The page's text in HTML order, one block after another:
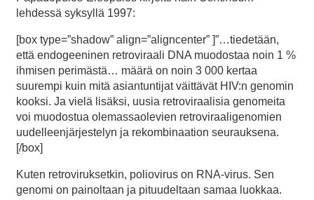
lehdessä syksyllä 1997:
[box type=”shadow” align=”aligncenter” ]”…tiedetään,
että endogeeninen retroviraali DNA muodostaa noin 1 %
ihmisen perimästä… määrä on noin 3 000 kertaa
suurempi kuin mitä asiantuntijat väittävät HIV:n genomin
kooksi. Ja vielä lisäksi, uusia retroviraalisia genomeita
voi muodostua olemassaolevien retroviraaligenomien
uudelleenjärjestelyn ja rekombinaation seurauksena.
[/box]
Kuten retroviruksetkin, poliovirus on RNA-virus. Sen
genomi on painoltaan ja pituudeltaan samaa luokkaa.